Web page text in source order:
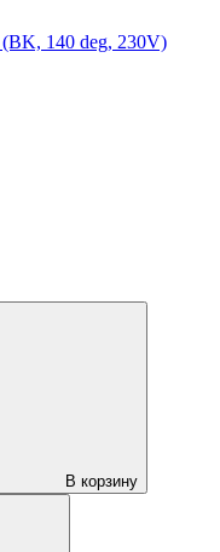
140 deg, 230V)
В корзину